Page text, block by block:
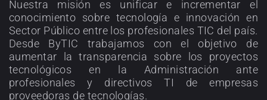
Nuestra misión es unificar e incrementar el
conocimiento sobre tecnología e innovación en
Sector Público entre los profesionales TIC del país.
Desde ByTIC trabajamos con el objetivo de
aumentar la transparencia sobre los proyectos
tecnológicos en la Administración ante
profesionales y directivos TI de empresas
proveedoras de tecnologías.